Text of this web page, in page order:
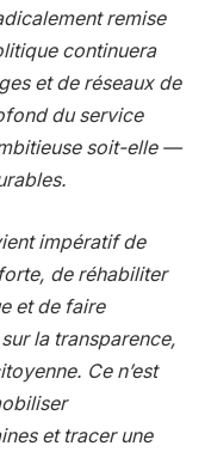
remise
continuera
et de réseaux de
du service
soit-elle —
impératif de
de réhabiliter
et de faire
la transparence,
Ce n’est
et tracer une